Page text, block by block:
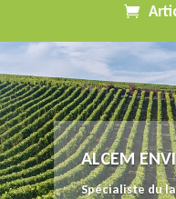
ALCEM
Spécialiste du